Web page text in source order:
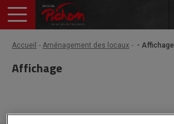
Accueil Aménagement des locaux - Affichage
Affichage